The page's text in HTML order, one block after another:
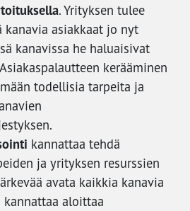
. Yrityksen tulee
kanavia asiakkaat jo nyt
kanavissa he haluaisivat
kerääminen
todellisia tarpeita ja
kannattaa tehdä
ja yrityksen resurssien
avata kaikkia kanavia
kannattaa aloittaa